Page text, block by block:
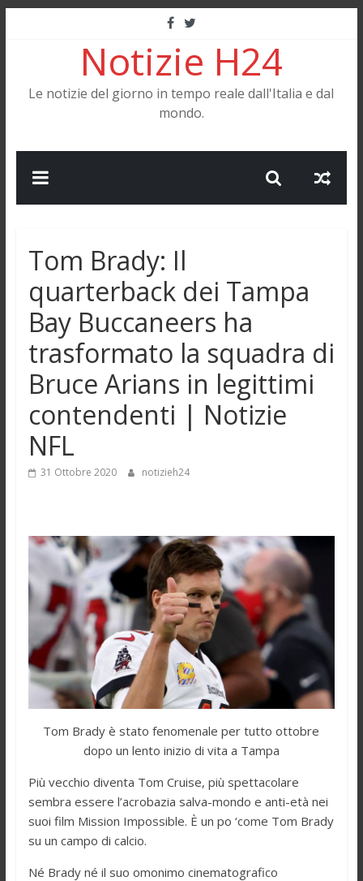
Notizie H24
Le notizie del giorno in tempo reale dall'Italia e dal
mondo.
Tom Brady: Il
quarterback dei Tampa
Bay Buccaneers ha
trasformato la squadra di
Bruce Arians in legittimi
contendenti | Notizie
NFL
31 Ottobre 2020 notizieh24
Tom Brady è stato fenomenale per tutto ottobre
dopo un lento inizio di vita a Tampa
Più vecchio diventa Tom Cruise, più spettacolare
sembra essere l’acrobazia salva-mondo e anti-età nei
suoi film Mission Impossible. È un po ‘come Tom Brady
su un campo di calcio.
Né Brady né il suo omonimo cinematografico